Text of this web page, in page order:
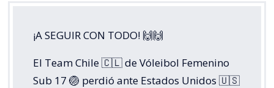
¡A SEGUIR CON TODO! 🙌🙌
El Team Chile 🇨🇱 de Vóleibol Femenino
Sub 17 🏐 perdió ante Estados Unidos 🇺🇸